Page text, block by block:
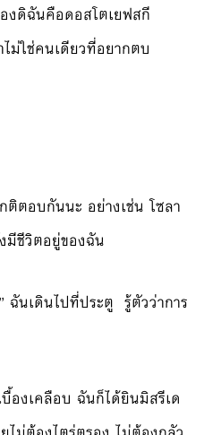
งดิฉันคือดอสโตเยฟสกี
ม่ใช่คนเดียวที่อยากตบ
ตอบกันนะ อย่างเช่น โซลา
มีชีวิตอยู่ของฉัน
ฉันเดินไปที่ประตู รู้ตัวว่าการ
องเคลือบ ฉันก็ได้ยินมิสรีเด